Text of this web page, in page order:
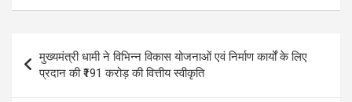
at
s
A
p
ce
b
o
o
e
gr
a
m
ail ar
e
navigation
मुख्यमंत्री धामी ने विभिन्न विकास योजनाओं एवं निर्माण कार्यों के लिए
प्रदान की ₹191 करोड़ की वित्तीय स्वीकृति